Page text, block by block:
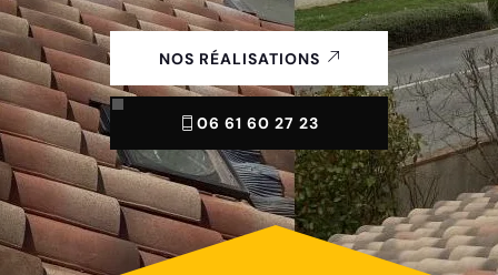
NOS RÉALISATIONS
06 61 60 27 23